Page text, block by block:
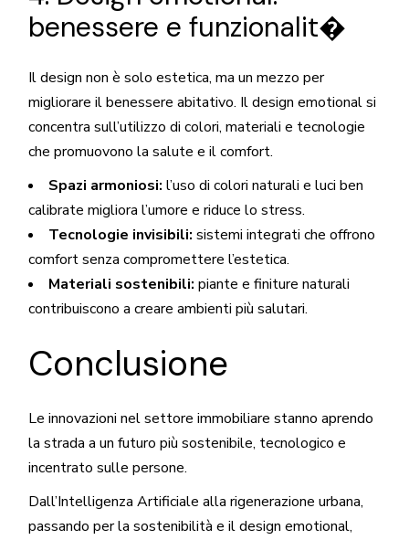
benessere e funzionalit�
Il design non è solo estetica, ma un mezzo per
migliorare il benessere abitativo. Il design emotional si
concentra sull’utilizzo di colori, materiali e tecnologie
che promuovono la salute e il comfort.
Spazi armoniosi: l’uso di colori naturali e luci ben
calibrate migliora l’umore e riduce lo stress.
Tecnologie invisibili: sistemi integrati che offrono
comfort senza compromettere l’estetica.
Materiali sostenibili: piante e finiture naturali
contribuiscono a creare ambienti più salutari.
Conclusione
Le innovazioni nel settore immobiliare stanno aprendo
la strada a un futuro più sostenibile, tecnologico e
incentrato sulle persone.
Dall’Intelligenza Artificiale alla rigenerazione urbana,
passando per la sostenibilità e il design emotional,